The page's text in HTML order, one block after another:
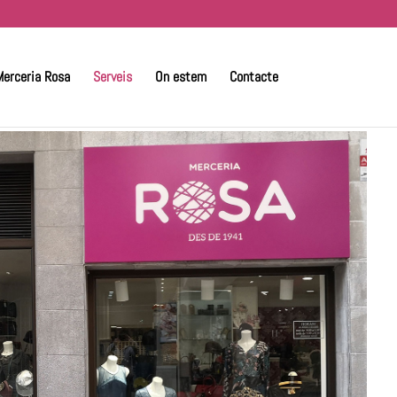
Rosa Serveis On estem Contacte